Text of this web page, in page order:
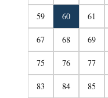
59 60 61
67 68 69
75 76 77
83 84 85